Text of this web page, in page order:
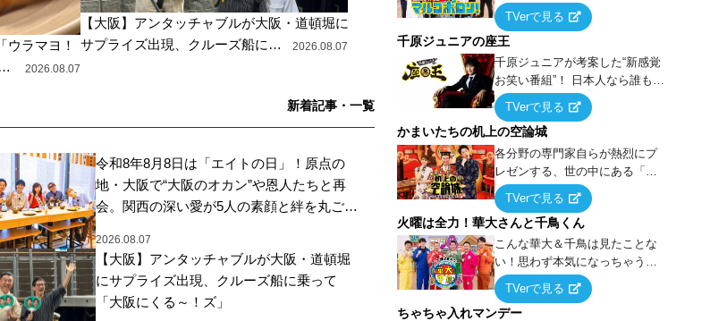
ウラマヨ！
2026.08.07
【大阪】アンタッチャブルが大阪・道頓堀に
サプライズ出現、クルーズ船に…
2026.08.07
新着記事・一覧
令和8年8月8日は「エイトの日」！原点の
地・大阪で“大阪のオカン”や恩人たちと再
会。関西の深い愛が5人の素顔と絆を丸ごと
が決定！
2026.08.07
【大阪】アンタッチャブルが大阪・道頓堀
にサプライズ出現、クルーズ船に乗って
「大阪にくる～！ズ」
能界」という大海原に漕ぎ出で
て、新たなオモシロ人間を発掘
する！
TVerで見る
千原ジュニアの座王
千原ジュニアが考案した“新感覚
お笑い番組”！ 日本人なら誰もが
馴染みのある『イス取りゲー
ム』をベースに、大喜利・ギャ
グ・モノボケ・歌…など様々な
お題で芸人がショートネタを競
い合う！
TVerで見る
かまいたちの机上の空論城
各分野の専門家自らが熱烈にプ
レゼンする、世の中にある「試
したことはないが、やってみた
らこうなる！…ハズ」という“机
上の空論”に若手芸人らがカラダ
を張って挑む！
TVerで見る
火曜は全力！華大さんと千鳥くん
こんな華大＆千鳥は見たことな
い！思わず本気になっちゃうゲ
ームに挑戦するバラエティー！
TVerで見る
ちゃちゃ入れマンデー